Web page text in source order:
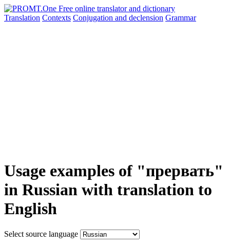
Translation Contexts Conjugation and declension Grammar
Usage examples of "прервать"
in Russian with translation to
English
Select source language